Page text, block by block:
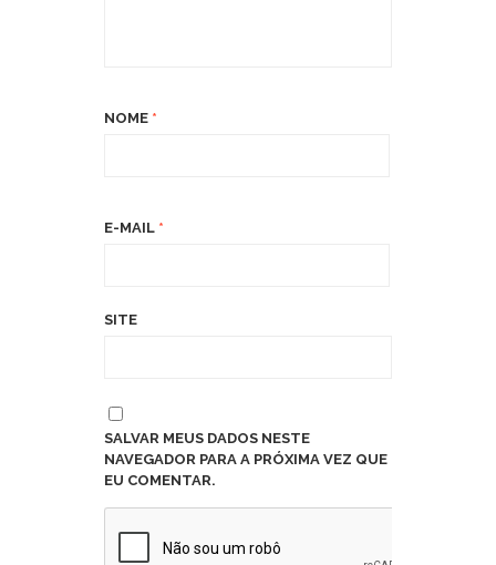
NOME *
E-MAIL *
SITE
SALVAR MEUS DADOS NESTE
NAVEGADOR PARA A PRÓXIMA VEZ QUE
EU COMENTAR.